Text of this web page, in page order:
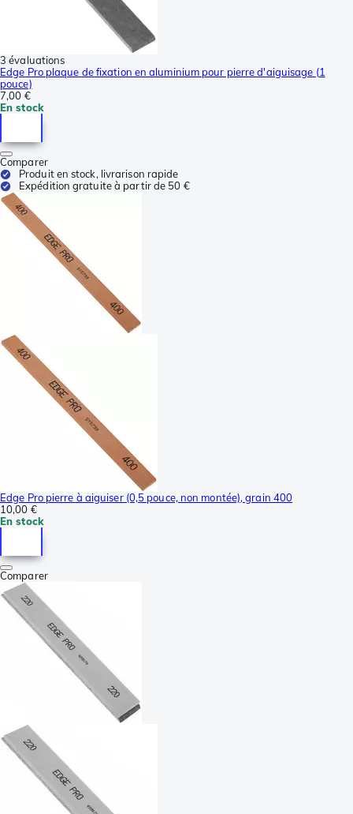
3 évaluations
Edge Pro plaque de fixation en aluminium pour pierre d'aiguisage (1
pouce)
7,00 €
En stock
Comparer
Produit en stock, livrarison rapide
Expédition gratuite à partir de 50 €
Edge Pro pierre à aiguiser (0,5 pouce, non montée), grain 400
10,00 €
En stock
Comparer